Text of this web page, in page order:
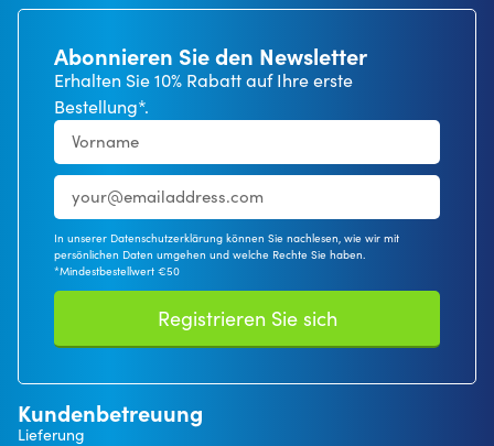
Abonnieren Sie den Newsletter
Erhalten Sie 10% Rabatt auf Ihre erste
Bestellung*.
In unserer Datenschutzerklärung können Sie nachlesen, wie wir mit
persönlichen Daten umgehen und welche Rechte Sie haben.
*Mindestbestellwert €50
Registrieren Sie sich
Kundenbetreuung
Lieferung